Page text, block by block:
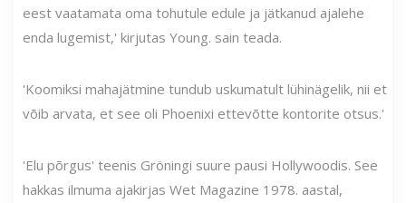
eest vaatamata oma tohutule edule ja jätkanud ajalehe
enda lugemist,' kirjutas Young. sain teada.
'Koomiksi mahajätmine tundub uskumatult lühinägelik, nii et
võib arvata, et see oli Phoenixi ettevõtte kontorite otsus.'
'Elu põrgus' teenis Gröningi suure pausi Hollywoodis. See
hakkas ilmuma ajakirjas Wet Magazine 1978. aastal,